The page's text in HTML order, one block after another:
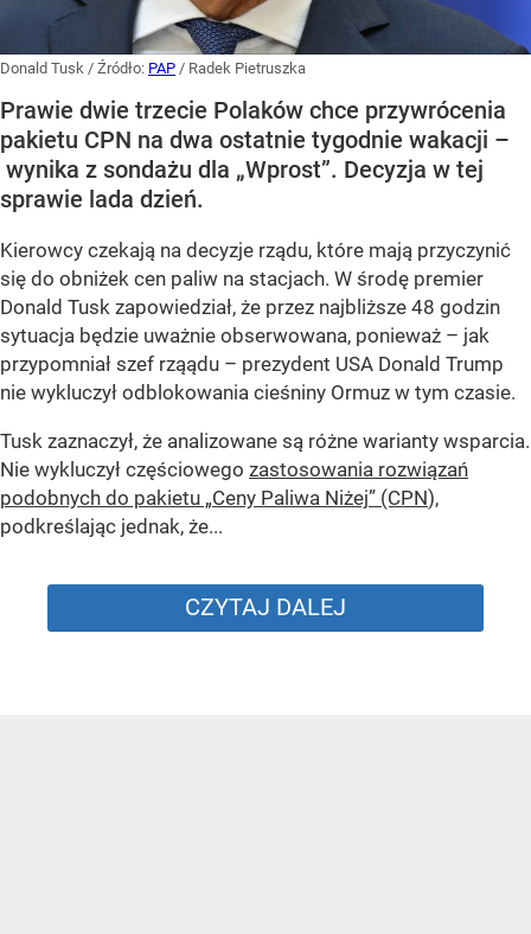
Donald Tusk / Źródło: PAP / Radek Pietruszka
Prawie dwie trzecie Polaków chce przywrócenia
pakietu CPN na dwa ostatnie tygodnie wakacji –
wynika z sondażu dla „Wprost”. Decyzja w tej
sprawie lada dzień.
Kierowcy czekają na decyzje rządu, które mają przyczynić
się do obniżek cen paliw na stacjach. W środę premier
Donald Tusk zapowiedział, że przez najbliższe 48 godzin
sytuacja będzie uważnie obserwowana, ponieważ – jak
przypomniał szef rząądu – prezydent USA Donald Trump
nie wykluczył odblokowania cieśniny Ormuz w tym czasie.
Tusk zaznaczył, że analizowane są różne warianty wsparcia.
Nie wykluczył częściowego zastosowania rozwiązań
podobnych do pakietu „Ceny Paliwa Niżej” (CPN),
podkreślając jednak, że...
CZYTAJ DALEJ